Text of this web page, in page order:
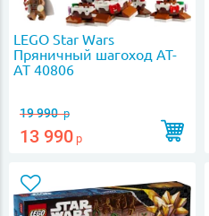
LEGO Star Wars
Пряничный шагоход АТ-
АТ 40806
19 990р
13 990 р